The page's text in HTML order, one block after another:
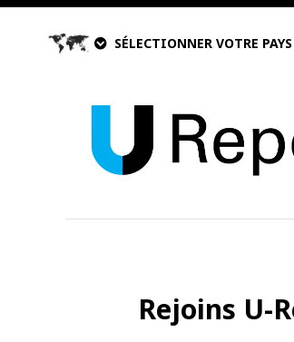
SÉLECTIONNER VOTRE PAYS
Rejoins U-